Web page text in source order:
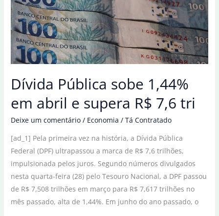
dívida
do
governo
brasileiro
Dívida Pública sobe 1,44%
em abril e supera R$ 7,6 tri
Deixe um comentário / Economia / Tá Contratado
[ad_1] Pela primeira vez na história, a Dívida Pública
Federal (DPF) ultrapassou a marca de R$ 7,6 trilhões,
impulsionada pelos juros. Segundo números divulgados
nesta quarta-feira (28) pelo Tesouro Nacional, a DPF passou
de R$ 7,508 trilhões em março para R$ 7,617 trilhões no
mês passado, alta de 1,44%. Em junho do ano passado, o